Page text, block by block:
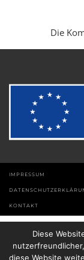
Die
IMPRESSUM
KONTAKT
Diese
diese Website